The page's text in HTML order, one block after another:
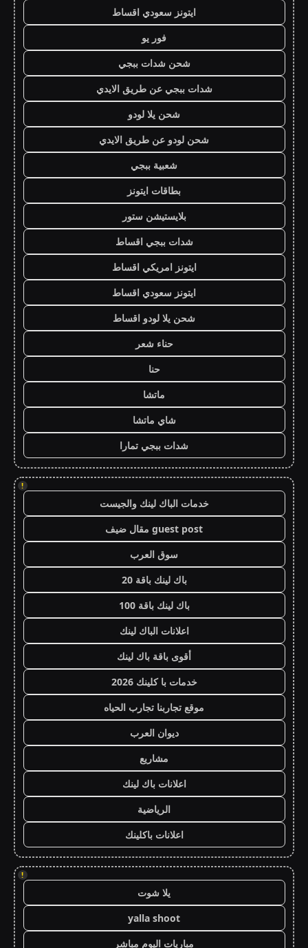
ايتونز سعودي اقساط
فور يو
شحن شدات ببجي
شدات ببجي عن طريق الايدي
شحن يلا لودو
شحن لودو عن طريق الايدي
شعبية ببجي
بطاقات ايتونز
بلايستيشن ستور
شدات ببجي اقساط
ايتونز امريكي اقساط
ايتونز سعودي اقساط
شحن يلا لودو اقساط
حناء شعر
حنا
ماتشا
شاي ماتشا
شدات ببجي تمارا
!
خدمات الباك لينك والجيست
guest post مقال ضيف
سوق العرب
باك لينك باقة 20
باك لينك باقة 100
اعلانات الباك لينك
أقوى باقة باك لينك
خدمات با كلينك 2026
موقع تجاربنا تجارب الحياه
ديوان العرب
مشاريع
اعلانات باك لينك
الرياضية
اعلانات باكلينك
!
يلا شوت
yalla shoot
مباريات اليوم مباشر